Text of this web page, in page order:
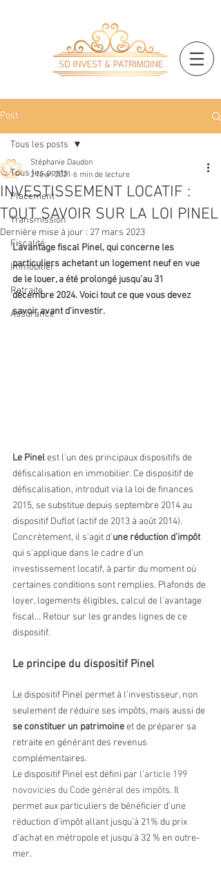
Post
Tous les posts
Placement
Transmission
Fiscalité
Immobilier
Retraite
Assurance
Tous les posts
INVESTISSEMENT LOCATIF :
TOUT SAVOIR SUR LA LOI PINEL
Stéphanie Daudon
2 févr. 2021 6 min de lecture
Dernière mise à jour : 27 mars 2023
L'avantage fiscal Pinel, qui concerne les
particuliers achetant un logement neuf en vue
de le louer, a été prolongé jusqu'au 31
décembre 2024. Voici tout ce que vous devez
savoir avant d'investir.
Le Pinel est l'un des principaux dispositifs de
défiscalisation en immobilier. Ce dispositif de
défiscalisation, introduit via la loi de finances
2015, se substitue depuis septembre 2014 au
dispositif Duflot (actif de 2013 à août 2014).
Concrètement, il s'agit d'une réduction d'impôt
qui s'applique dans le cadre d'un
investissement locatif, à partir du moment où
certaines conditions sont remplies. Plafonds de
loyer, logements éligibles, calcul de l'avantage
fiscal… Retour sur les grandes lignes de ce
dispositif.
Le principe du dispositif Pinel
Le dispositif Pinel permet à l’investisseur, non
seulement de réduire ses impôts, mais aussi de
se constituer un patrimoine et de préparer sa
retraite en générant des revenus
complémentaires.
Le dispositif Pinel est défini par l'article 199
novovicies du Code général des impôts. Il
permet aux particuliers de bénéficier d’une
réduction d’impôt allant jusqu’à 21% du prix
d’achat en métropole et jusqu'à 32 % en outre-
mer.